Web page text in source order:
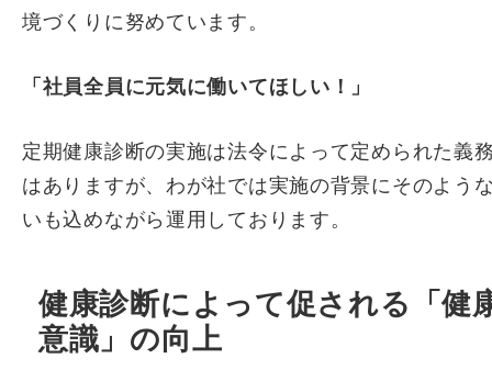
境づくりに努めています。
「社員全員に元気に働いてほしい！」
定期健康診断の実施は法令によって定められた義
はありますが、わが社では実施の背景にそのよう
いも込めながら運用しております。
健康診断によって促される「健
意識」の向上